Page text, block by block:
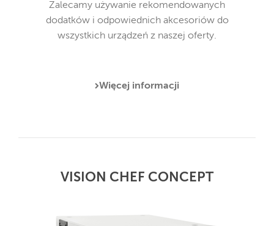
Zalecamy używanie rekomendowanych
dodatków i odpowiednich akcesoriów do
wszystkich urządzeń z naszej oferty.
Więcej informacji
VISION CHEF CONCEPT